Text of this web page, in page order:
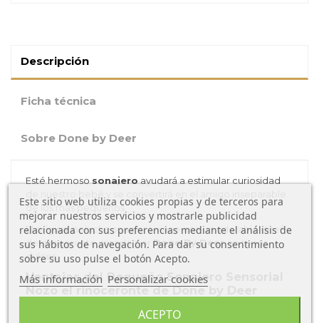
Descripción
Ficha técnica
Sobre Done by Deer
Esté hermososonajeroayudará a estimular curiosidad
de los más pequeños.
El original peluche sonajero viene con un adorable diseño
de rinoceronte creado por Done By Deeren tonos
dulces.
Ventajas del Pequeño Sonajero Sensorial
Nozo el rinoceronte de Done by Deer
estimulará todos los sentidos de
Este sitio web utiliza cookies propias y de terceros para
mejorar nuestros servicios y mostrarle publicidad
relacionada con sus preferencias mediante el análisis de
sus hábitos de navegación. Para dar su consentimiento
sobre su uso pulse el botón Acepto.
Más información Personalizar cookies
ACEPTO